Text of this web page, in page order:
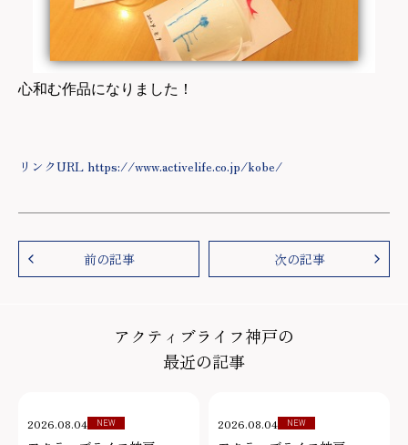
心和む作品になりました！
リンクURL https://www.activelife.co.jp/kobe/
前の記事 次の記事
アクティブライフ神戸の
最近の記事
2026.08.04 NEW 2026.08.04 NEW